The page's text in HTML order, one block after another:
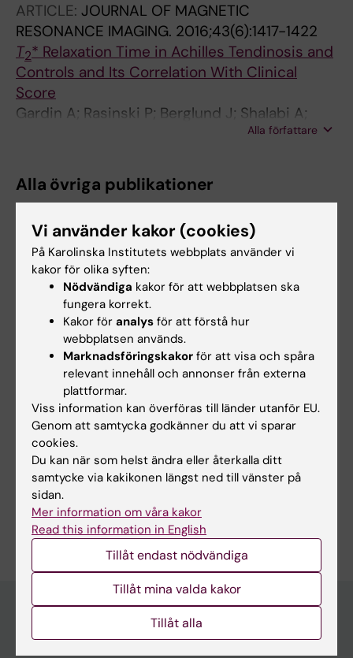
ARTICLE: JOURNAL OF MAGNETIC
RESONANCE IMAGING. 2016;43(6):1417-1422
T2* Relaxation Time in Achilles Tendinosis and
Controls and Its Correlation With Clinical
Score
Gardin A; Rasinski P; Berglund J; Shalabi A;
Alla författare
Alla övriga publikationer
DOCTORAL THESIS:2026
FAPI PET in pancreatic cancer
Rasinski P
REVIEW:SEMINARS IN NUCLEAR MEDICINE.
2025;55(5):710-723
FAPI PET Versus FDG PET/CT in
Gastrointestinal Cancers: An Overview
Lin Z; Rasinski P; Nilsson T; Holstensson M;
Song Y; Blomgren A; Jutidamrongphan W;
Pandya K; Hong J; Rominger A; Shi K; Axelsson
R; Lan X; Seifert R
Forskningsområden:
Radiologi och bildbehandling
Är du Pawel Rasinski?
Redigera din profil
Huvudmeny
Vi använder kakor (cookies)
På Karolinska Institutets webbplats använder vi
kakor för olika syften:
Nödvändiga kakor för att webbplatsen ska
fungera korrekt.
Kakor för analys för att förstå hur
webbplatsen används.
Marknadsföringskakor för att visa och spåra
relevant innehåll och annonser från externa
plattformar.
Viss information kan överföras till länder utanför EU.
Genom att samtycka godkänner du att vi sparar
cookies.
Du kan när som helst ändra eller återkalla ditt
samtycke via kakikonen längst ned till vänster på
sidan.
Mer information om våra kakor
Read this information in English
Tillåt endast nödvändiga
Tillåt mina valda kakor
Tillåt alla